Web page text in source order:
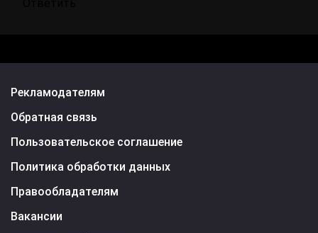
Рекламодателям
Обратная связь
Пользовательское соглашение
Политика обработки данных
Правообладателям
Вакансии